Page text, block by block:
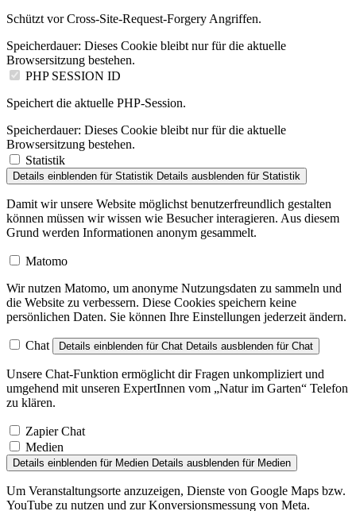
Schützt vor Cross-Site-Request-Forgery Angriffen.
Speicherdauer: Dieses Cookie bleibt nur für die aktuelle
Browsersitzung bestehen.
PHP SESSION ID
Speichert die aktuelle PHP-Session.
Speicherdauer: Dieses Cookie bleibt nur für die aktuelle
Browsersitzung bestehen.
Statistik
Details einblenden für Statistik Details ausblenden für Statistik
Damit wir unsere Website möglichst benutzerfreundlich gestalten
können müssen wir wissen wie Besucher interagieren. Aus diesem
Grund werden Informationen anonym gesammelt.
Matomo
Wir nutzen Matomo, um anonyme Nutzungsdaten zu sammeln und
die Website zu verbessern. Diese Cookies speichern keine
persönlichen Daten. Sie können Ihre Einstellungen jederzeit ändern.
Chat Details einblenden für Chat Details ausblenden für Chat
Unsere Chat-Funktion ermöglicht dir Fragen unkompliziert und
umgehend mit unseren ExpertInnen vom „Natur im Garten“ Telefon
zu klären.
Zapier Chat
Medien
Details einblenden für Medien Details ausblenden für Medien
Um Veranstaltungsorte anzuzeigen, Dienste von Google Maps bzw.
YouTube zu nutzen und zur Konversionsmessung von Meta.